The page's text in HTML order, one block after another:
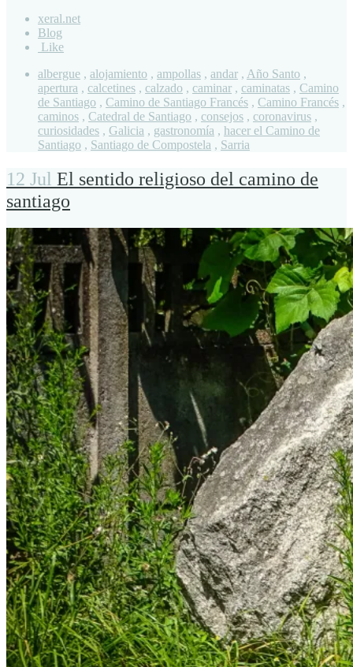
xeral.net
Blog
Like
albergue , alojamiento , ampollas , andar , Año Santo ,
apertura , calcetines , calzado , caminar , caminatas , Camino
de Santiago , Camino de Santiago Francés , Camino Francés ,
caminos , Catedral de Santiago , consejos , coronavirus ,
curiosidades , Galicia , gastronomía , hacer el Camino de
Santiago , Santiago de Compostela , Sarria
12 Jul El sentido religioso del camino de
santiago